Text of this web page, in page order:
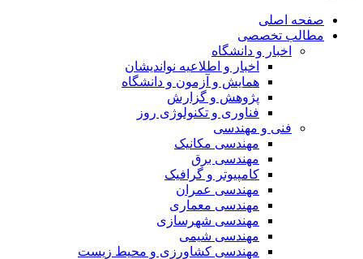
صفحه اصلی
مطالب تخصصی
اخبار و دانشگاه
اخبار و اطلاعیه نواندیشان
همایش و آزمون و دانشگاه
پژوهش و گزارش
فناوری و تکنولوژی روز
فنی و مهندسی
مهندسی مکانیک
مهندسی برق
کامپیوتر و گرافیک
مهندسی عمران
مهندسی معماری
مهندسی شهرسازی
مهندسی شیمی
مهندسی کشاورزی و محیط زیست